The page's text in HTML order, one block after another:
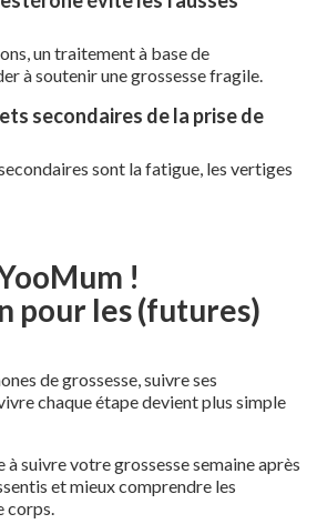
un traitement à base de
à soutenir une grossesse fragile.
secondaires de la prise de
sont la fatigue, les vertiges
!
pour les (futures)
de grossesse, suivre ses
chaque étape devient plus simple
à suivre votre grossesse semaine après
et mieux comprendre les
corps.